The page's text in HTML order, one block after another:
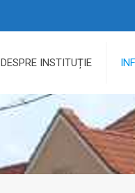
DESPRE INSTITUȚIE